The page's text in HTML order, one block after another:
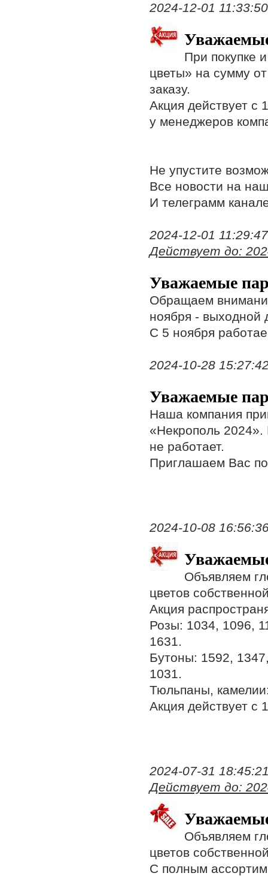
2024-12-01
При покупке
цветы» на сумму
заказу.
Акция действует с
у менеджеров
Не упустите
Все новости на
И телеграмм
2024-12-01
Действует до:
Уважаемые
Обращаем
ноября - выходной
С 5 ноября
2024-10-28
Уважаемые
Наша компания
«Некрополь 2024».
не работает.
Приглашаем Вас
2024-10-08
Объявляем
цветов
Акция
Розы: 1034, 1096,
1631.
Бутоны: 1592,
1031.
Тюльпаны,
Акция действует с
2024-07-31
Действует до:
Объявляем
цветов
С полным